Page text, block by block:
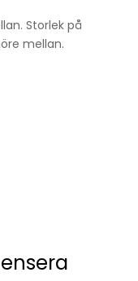
Storlek på
mellan.